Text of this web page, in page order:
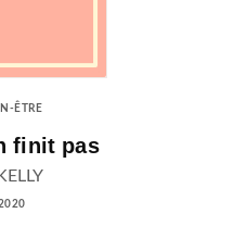
ÊTRE
finit pas